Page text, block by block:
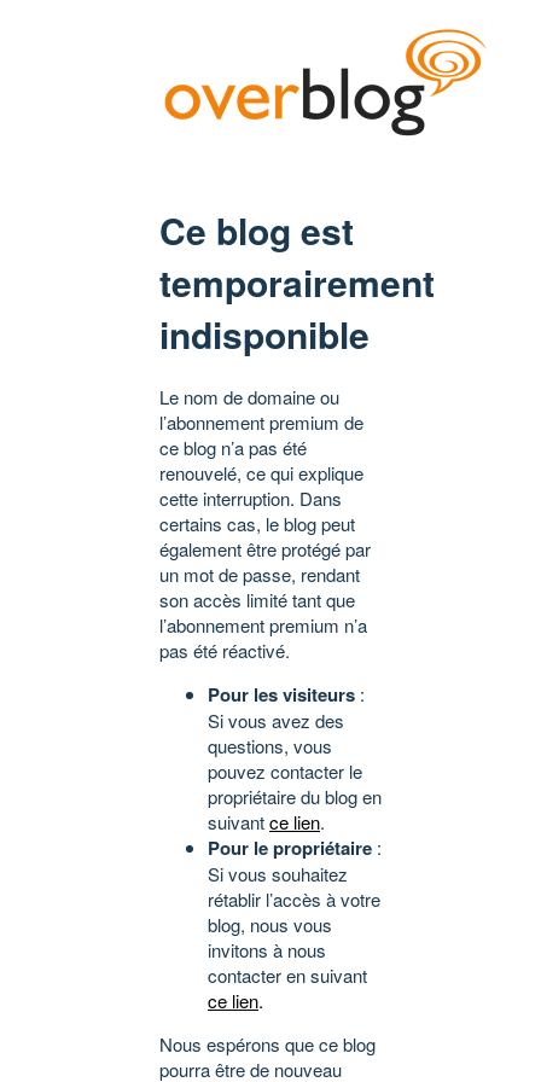
Ce blog est
temporairement
indisponible
Le nom de domaine ou
l’abonnement premium de
ce blog n’a pas été
renouvelé, ce qui explique
cette interruption. Dans
certains cas, le blog peut
également être protégé par
un mot de passe, rendant
son accès limité tant que
l’abonnement premium n’a
pas été réactivé.
Pour les visiteurs :
Si vous avez des
questions, vous
pouvez contacter le
propriétaire du blog en
suivantce lien.
Pour le propriétaire :
Si vous souhaitez
rétablir l’accès à votre
blog, nous vous
invitons à nous
contacter en suivant
ce lien.
Nous espérons que ce blog
pourra être de nouveau